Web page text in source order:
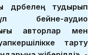
дүрбелең тудырып
бейне-аудио
авторлар мен
тарту